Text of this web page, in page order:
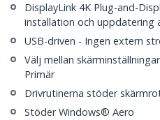
DisplayLink 4K Plug-and-
installation och uppdatering
USB-driven - Ingen extern
Välj mellan
Primär
Drivrutinerna stöder
Stöder Windows® Aero